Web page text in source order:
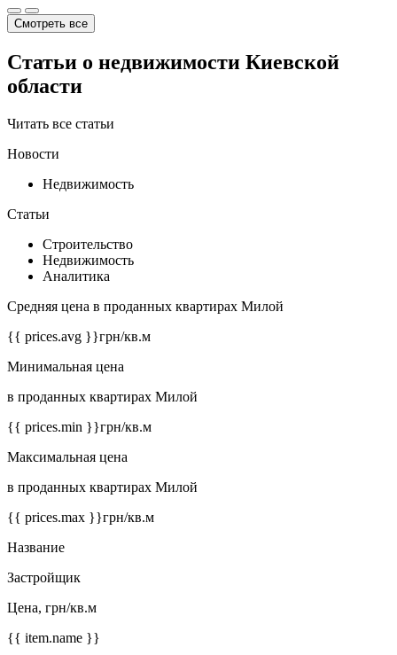
Смотреть все
Статьи о недвижимости Киевской
области
Читать все статьи
Новости
Недвижимость
Статьи
Строительство
Недвижимость
Аналитика
Средняя цена в проданных квартирах Милой
{{ prices.avg }}грн/кв.м
Минимальная цена
в проданных квартирах Милой
{{ prices.min }}грн/кв.м
Максимальная цена
в проданных квартирах Милой
{{ prices.max }}грн/кв.м
Название
Застройщик
Цена, грн/кв.м
{{ item.name }}